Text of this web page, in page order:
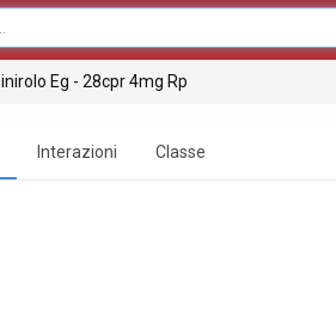
Eg - 28cpr 4mg Rp
Interazioni Classe